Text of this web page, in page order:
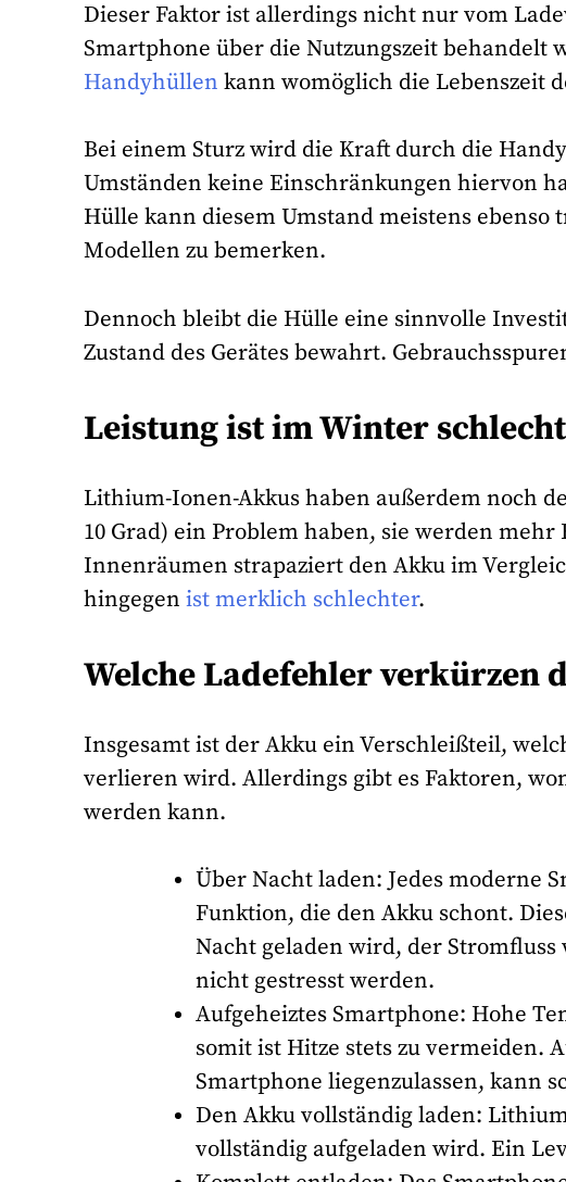
Dieser Faktor ist allerdings nicht nur vom
Smartphone über die Nutzungszeit behandelt
Handyhüllen kann womöglich die Lebenszeit
Bei einem Sturz wird die Kraft durch die
Umständen keine Einschränkungen hiervon
Hülle kann diesem Umstand meistens
Modellen zu bemerken.
Dennoch bleibt die Hülle eine sinnvolle
Zustand des Gerätes bewahrt.
Leistung ist im Winter
Lithium-Ionen-Akkus haben außerdem noch
10 Grad) ein Problem haben, sie werden
Innenräumen strapaziert den Akku im
hingegenist merklich schlechter.
Welche Ladefehler verkürzen
Insgesamt ist der Akku ein Verschleißteil,
verlieren wird. Allerdings gibt es Faktoren,
werden kann.
Über Nacht laden: Jedes moderne
Funktion, die den Akku schont.
Nacht geladen wird, der
nicht gestresst werden.
Aufgeheiztes Smartphone: Hohe
somit ist Hitze stets zu vermeiden.
Smartphone liegenzulassen, kann
Den Akku vollständig laden:
vollständig aufgeladen wird. Ein